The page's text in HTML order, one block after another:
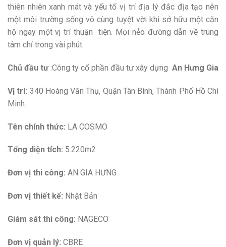
thiên nhiên xanh mát và yếu tố vị trí địa lý đắc địa tạo nên
một môi trường sống vô cùng tuyệt vời khi sở hữu một căn
hộ ngay một vj trí thuận tiện. Mọi nẻo đường dẫn về trung
tâm chỉ trong vài phút.
Chủ đầu tư:Công ty cổ phần đầu tư xây dựng An Hưng Gia
Vị trí: 340 Hoàng Văn Thụ, Quận Tân Bình, Thành Phố Hồ Chí
Minh.
Tên chính thức: LA COSMO
Tổng diện tích: 5.220m2
Đơn vị thi công: AN GIA HƯNG
Đơn vị thiết kế: Nhật Bản
Giám sát thi công: NAGECO
Đơn vị quản lý: CBRE